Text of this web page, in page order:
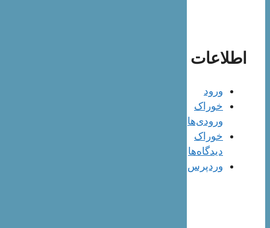
اطلاعات
ورود
خوراک
ورودی‌ها
خوراک
دیدگاه‌ها
وردپرس